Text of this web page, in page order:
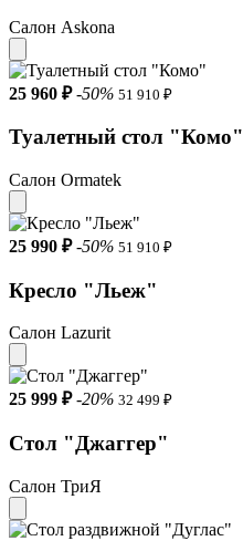
Салон Askona
25 960 ₽ -50% 51 910 ₽
Туалетный стол "Комо"
Салон Ormatek
25 990 ₽ -50% 51 910 ₽
Кресло "Льеж"
Салон Lazurit
25 999 ₽ -20% 32 499 ₽
Стол "Джаггер"
Салон ТриЯ